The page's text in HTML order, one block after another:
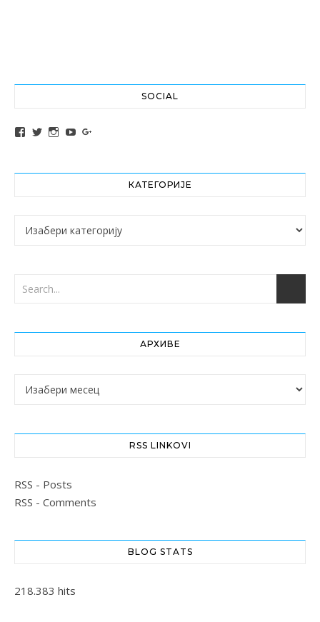
SOCIAL
View altochef’s profile on Facebook
View jovancica73’s profile on Twitter
View jovancica73’s profile on Instagram
View jovancica73’s profile on YouTube
КАТЕГОРИЈЕ
Категорије
АРХИВЕ
Архиве
RSS LINKOVI
RSS - Posts
RSS - Comments
BLOG STATS
218.383 hits